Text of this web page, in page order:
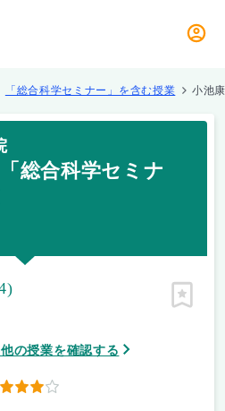
「総合科学セミナー」を含む授業 小池
総合科学セミナ
の授業を確認する
ピン留